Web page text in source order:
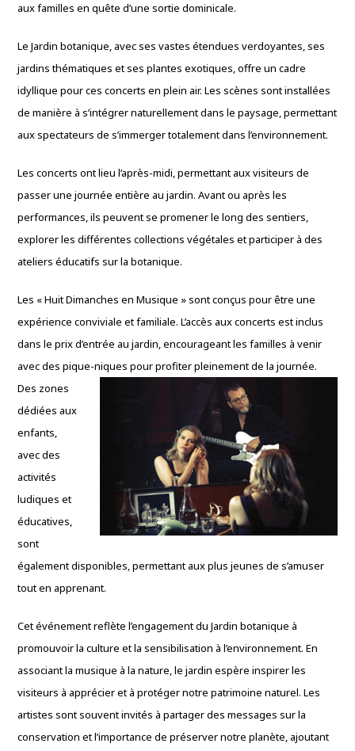
aux familles en quête d’une sortie dominicale.
Le Jardin botanique, avec ses vastes étendues verdoyantes, ses
jardins thématiques et ses plantes exotiques, offre un cadre
idyllique pour ces concerts en plein air. Les scènes sont installées
de manière à s’intégrer naturellement dans le paysage, permettant
aux spectateurs de s’immerger totalement dans l’environnement.
Les concerts ont lieu l’après-midi, permettant aux visiteurs de
passer une journée entière au jardin. Avant ou après les
performances, ils peuvent se promener le long des sentiers,
explorer les différentes collections végétales et participer à des
ateliers éducatifs sur la botanique.
Les « Huit Dimanches en Musique » sont conçus pour être une
expérience conviviale et familiale. L’accès aux concerts est inclus
dans le prix d’entrée au jardin, encourageant les familles à venir
avec des pique-niques pourprofiter pleinement de la journée.
Des zones
dédiées aux
enfants,
avec des
activités
ludiques et
éducatives,
sont
également disponibles, permettant aux plus jeunes de s’amuser
tout en apprenant.
Cet événement reflète l’engagement du Jardin botanique à
promouvoir la culture et la sensibilisation à l’environnement. En
associant la musique à la nature, le jardin espère inspirer les
visiteurs à apprécier et à protéger notre patrimoine naturel. Les
artistes sont souvent invités à partager des messages sur la
conservation et l’importance de préserver notre planète, ajoutant